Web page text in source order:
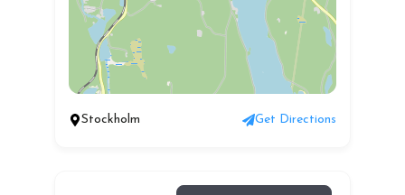
Stockholm Get Directions